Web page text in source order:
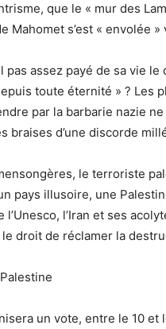
que le « mur des
Mahomet s’est « envolée »
pas assez payé de sa vie
toute éternité » ? Les
par la barbarie nazie
braises d’une discorde
le terroriste
pays illusoire, une
l’Iran et ses
droit de réclamer la
un vote, entre le 10